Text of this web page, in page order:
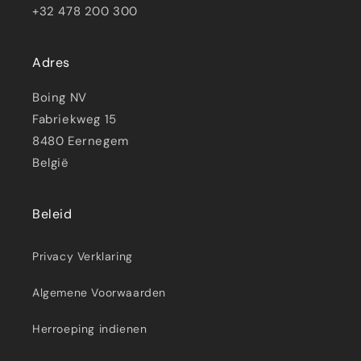
+32 478 200 300
Adres
Boing NV
Fabriekweg 15
8480 Eernegem
België
Beleid
Privacy Verklaring
Algemene Voorwaarden
Herroeping indienen